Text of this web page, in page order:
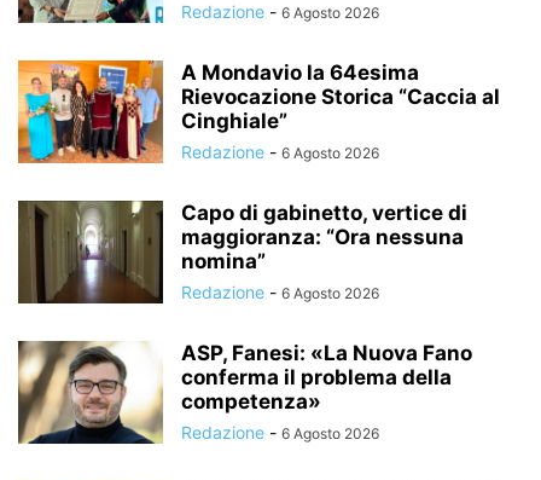
Redazione - 6 Agosto 2026
A Mondavio la 64esima
Rievocazione Storica “Caccia al
Cinghiale”
Redazione - 6 Agosto 2026
Capo di gabinetto, vertice di
maggioranza: “Ora nessuna
nomina”
Redazione - 6 Agosto 2026
ASP, Fanesi: «La Nuova Fano
conferma il problema della
competenza»
Redazione - 6 Agosto 2026